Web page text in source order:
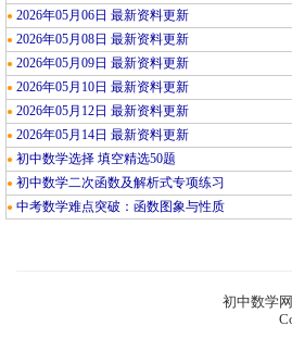
● 2026年05月06日 最新资料更新
● 2026年05月08日 最新资料更新
● 2026年05月09日 最新资料更新
● 2026年05月10日 最新资料更新
● 2026年05月12日 最新资料更新
● 2026年05月14日 最新资料更新
● 初中数学选择 填空精选50题
● 初中数学二次函数及解析式专项练习
● 中考数学难点突破：函数图象与性质
初中数学